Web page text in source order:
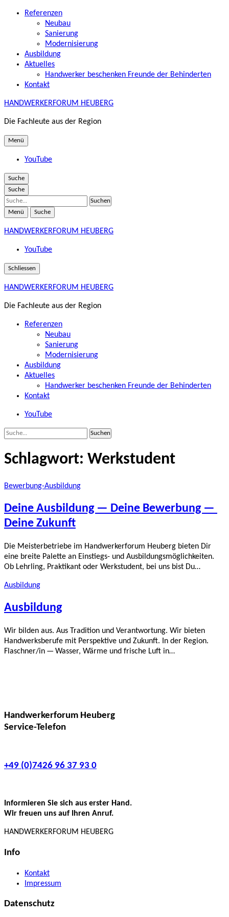
Referenzen
Neubau
Sanierung
Modernisierung
Ausbildung
Aktuelles
Handwerker beschenken Freunde der Behinderten
Kontakt
HANDWERKERFORUM HEUBERG
Die Fachleute aus der Region
Menü
YouTube
Suche
Suche
Suche
Menü Suche
HANDWERKERFORUM HEUBERG
YouTube
Schliessen
HANDWERKERFORUM HEUBERG
Die Fachleute aus der Region
Referenzen
Neubau
Sanierung
Modernisierung
Ausbildung
Aktuelles
Handwerker beschenken Freunde der Behinderten
Kontakt
YouTube
Suche
Schlagwort: Werkstudent
Bewerbung-Ausbildung
Deine Ausbildung — Deine Bewerbung —
Deine Zukunft
Die Meister­be­triebe im Handwer­ker­forum Heuberg bieten Dir
eine breite Palette an Einstiegs- und Ausbil­dungs­mög­lich­keiten.
Ob Lehrling, Praktikant oder Werkstudent, bei uns bist Du…
Ausbildung
Ausbildung
Wir bilden aus. Aus Tradition und Verant­wortung. Wir bieten
Handwerks­berufe mit Perspektive und Zukunft. In der Region.
Flaschner/in — Wasser, Wärme und frische Luft in…
Handwerkerforum Heuberg
Service-Telefon
+49 (0)7426 96 37 93 0
Informieren Sie sich aus erster Hand.
Wir freuen uns auf Ihren Anruf.
HANDWERKERFORUM HEUBERG
Info
Kontakt
Impressum
Datenschutz